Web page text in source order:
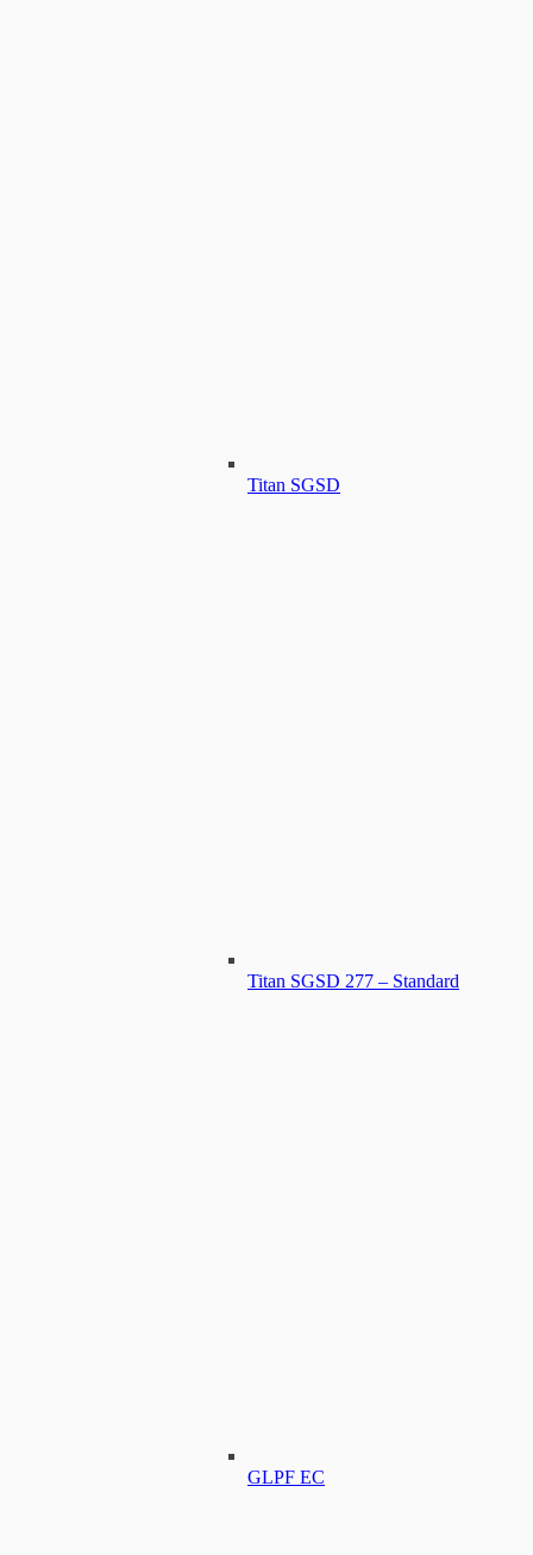
Titan SGSD
Titan SGSD 277 – Standard
GLPF EC